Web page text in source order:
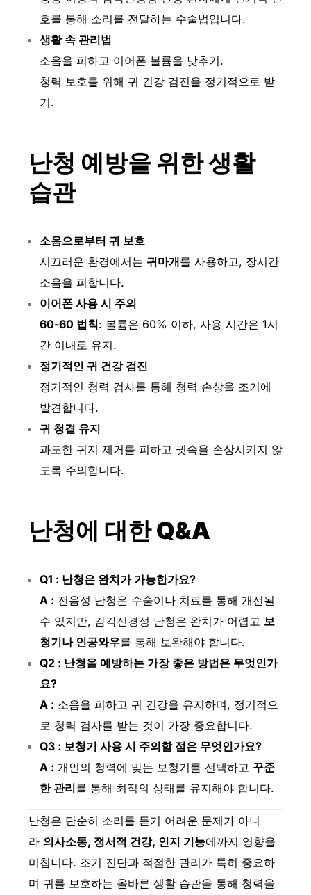
호를 통해 소리를 전달하는 수술법입니다.
생활 속 관리법
소음을 피하고 이어폰 볼륨을 낮추기.
청력 보호를 위해 귀 건강 검진을 정기적으로 받
기.
난청 예방을 위한 생활
습관
소음으로부터 귀 보호
시끄러운 환경에서는 귀마개를 사용하고, 장시간
소음을 피합니다.
이어폰 사용 시 주의
60-60 법칙: 볼륨은 60% 이하, 사용 시간은 1시
간 이내로 유지.
정기적인 귀 건강 검진
정기적인 청력 검사를 통해 청력 손상을 조기에
발견합니다.
귀 청결 유지
과도한 귀지 제거를 피하고 귓속을 손상시키지 않
도록 주의합니다.
난청에 대한 Q&A
Q1 : 난청은 완치가 가능한가요?
A : 전음성 난청은 수술이나 치료를 통해 개선될
수 있지만, 감각신경성 난청은 완치가 어렵고 보
청기나 인공와우를 통해 보완해야 합니다.
Q2 : 난청을 예방하는 가장 좋은 방법은 무엇인가
요?
A : 소음을 피하고 귀 건강을 유지하며, 정기적으
로 청력 검사를 받는 것이 가장 중요합니다.
Q3 : 보청기 사용 시 주의할 점은 무엇인가요?
A : 개인의 청력에 맞는 보청기를 선택하고 꾸준
한 관리를 통해 최적의 상태를 유지해야 합니다.
난청은 단순히 소리를 듣기 어려운 문제가 아니
라 의사소통, 정서적 건강, 인지 기능에까지 영향을
미칩니다. 조기 진단과 적절한 관리가 특히 중요하
며 귀를 보호하는 올바른 생활 습관을 통해 청력을